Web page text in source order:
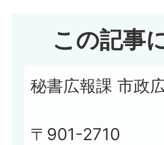
この記事
秘書広報課 市政
〒901-2710